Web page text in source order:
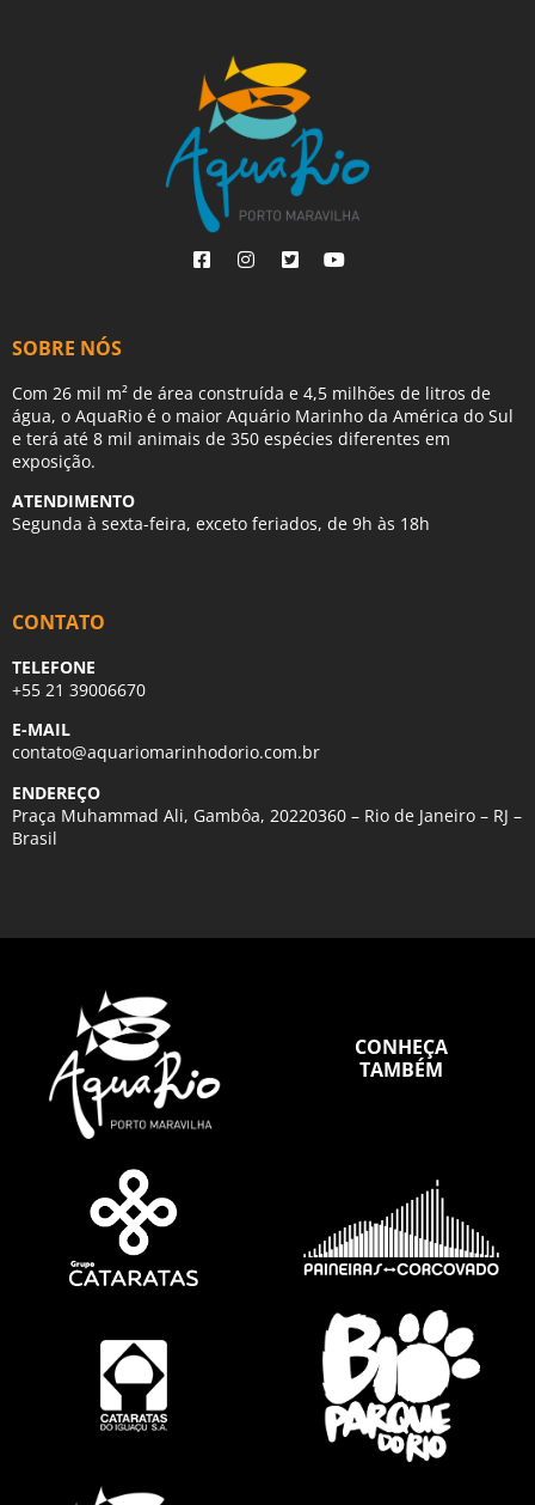
SOBRE NÓS
Com 26 mil m² de área construída e 4,5 milhões de litros de
água, o AquaRio é o maior Aquário Marinho da América do Sul
e terá até 8 mil animais de 350 espécies diferentes em
exposição.
ATENDIMENTO
Segunda à sexta-feira, exceto feriados, de 9h às 18h
CONTATO
TELEFONE
+55 21 39006670
E-MAIL
contato@aquariomarinhodorio.com.br
ENDEREÇO
Praça Muhammad Ali, Gambôa, 20220360 – Rio de Janeiro – RJ –
Brasil
CONHEÇA
TAMBÉM